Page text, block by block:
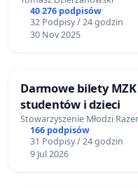
40 276 podpisów
32 Podpisy / 24 godzin
30 Nov 2025
Darmowe bilety
studentów i dzieci
Stowarzyszenie Młodzi
166 podpisów
31 Podpisy / 24 godzin
9 Jul 2026